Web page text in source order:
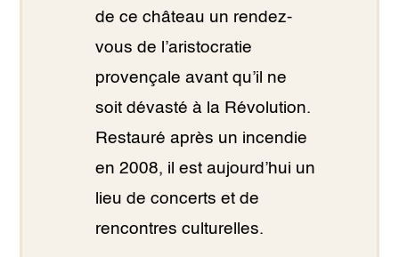
de ce château un rendez-
vous de l’aristocratie
provençale avant qu’il ne
soit dévasté à la Révolution.
Restauré après un incendie
en 2008, il est aujourd’hui un
lieu de concerts et de
rencontres culturelles.